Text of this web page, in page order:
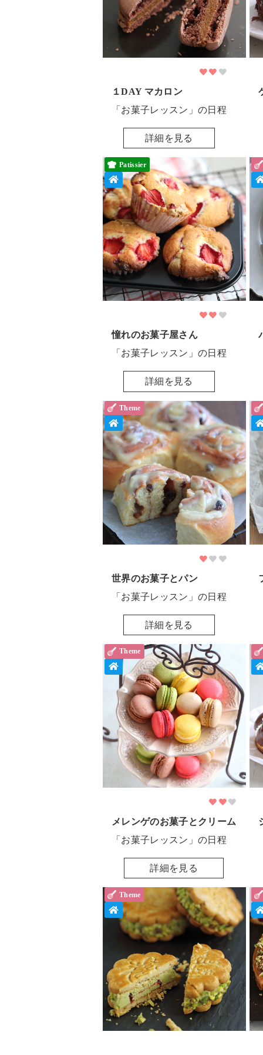
１DAY マカロン
「お菓子レッスン」の日程
詳細を見る
Patissier
憧れのお菓子屋さん
「お菓子レッスン」の日程
詳細を見る
Theme
世界のお菓子とパン
「お菓子レッスン」の日程
詳細を見る
Theme
メレンゲのお菓子とクリーム
「お菓子レッスン」の日程
詳細を見る
Theme